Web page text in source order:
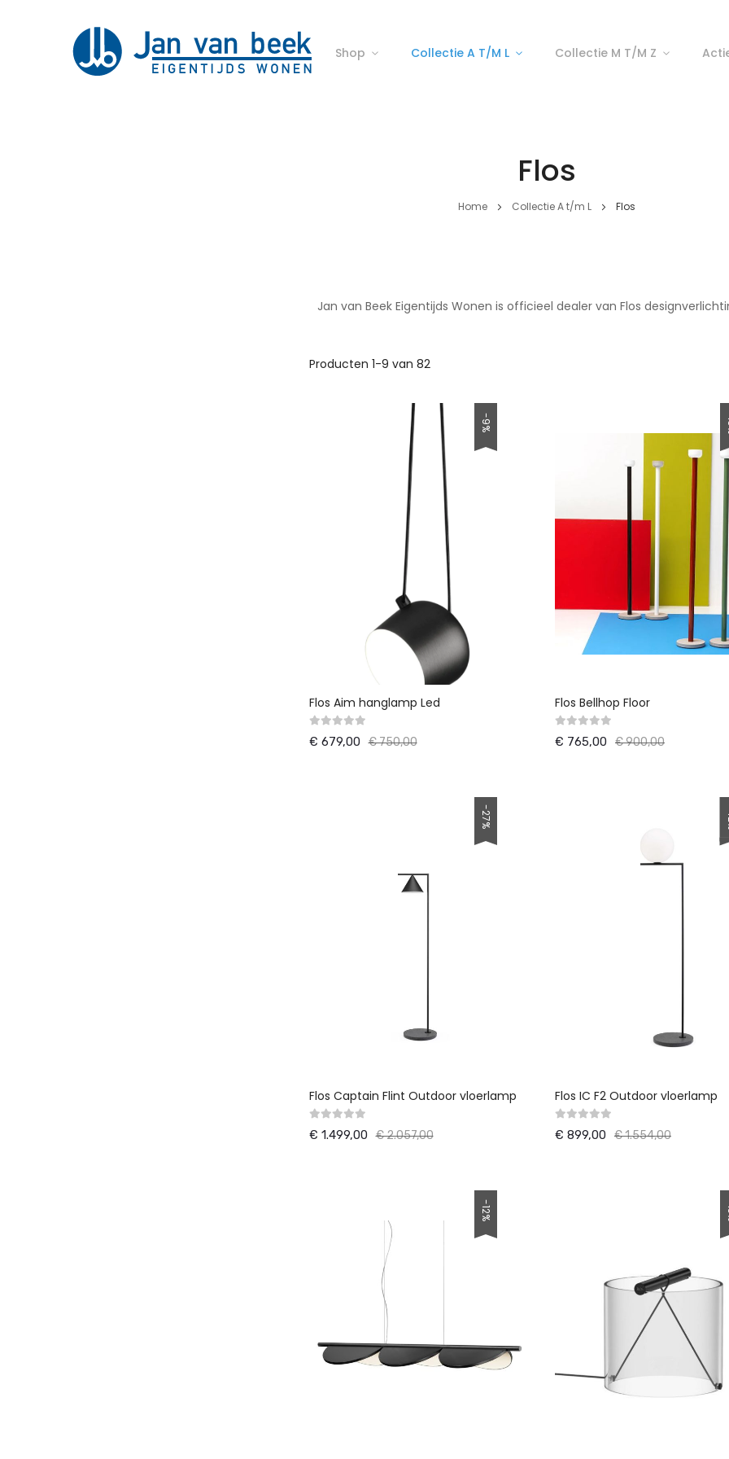
Shop Collectie A T/m L Collectie M T/m Z
Flos
Home Collectie A t/m L Flos
Jan van Beek Eigentijds Wonen is officieel dealer van Flos
Producten 1-9 van 82
-9%
Flos Aim hanglamp Led
€ 679,00 € 750,00
Flos Bellhop Floor
€ 765,00 € 900,00
-27%
Flos Captain Flint Outdoor vloerlamp
€ 1.499,00 € 2.057,00
Flos IC F2 Outdoor vloerlamp
€ 899,00 € 1.554,00
-12%